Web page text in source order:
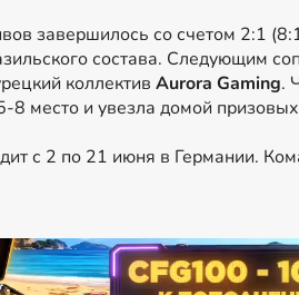
завершилось со счетом 2:1
состава. Следующим
коллектив Aurora Gaming.
8 место и увезла домой
с 2 по 21 июня в Германии.